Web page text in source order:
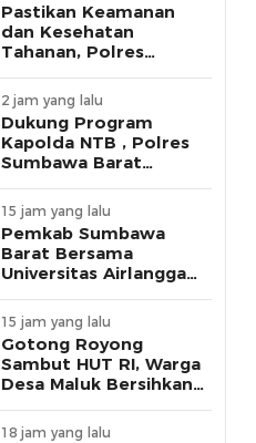
Pastikan Keamanan
dan Kesehatan
Tahanan, Polres
Intensifkan
Pengecekan Rutan
Secara Berkala
2 jam yang lalu
Dukung Program
Kapolda NTB , Polres
Sumbawa Barat
dan Pendekatan
Humanis di Masyarakat
15 jam yang lalu
Pemkab Sumbawa
Barat Bersama
Universitas Airlangga
Edukasi Kesehatan
Seribu Hari Pertama
Kehidupan
15 jam yang lalu
Gotong Royong
Sambut HUT RI, Warga
Desa Maluk Bersihkan
Posyandu
18 jam yang lalu